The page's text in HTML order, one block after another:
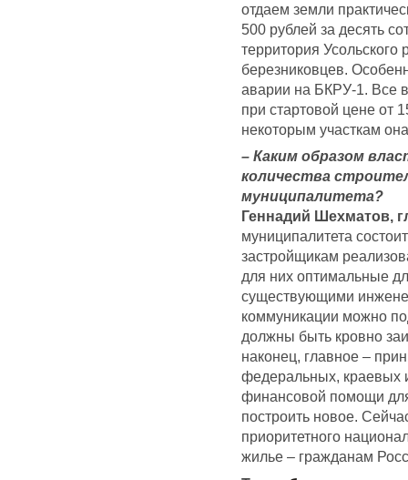
отдаем земли
500 рублей за десять
территория Усольского
березниковцев.
аварии на БКРУ-1. Все
при стартовой цене от
некоторым участкам
– Каким образом
количества
муниципалитета?
Геннадий Шехматов,
муниципалитета
застройщикам
для них оптимальные
существующими
коммуникации можно
должны быть кровно
наконец, главное –
федеральных, краевых
финансовой помощи для
построить новое.
приоритетного
жилье – гражданам